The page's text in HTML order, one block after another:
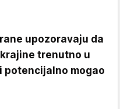
upozoravaju da
trenutno u
potencijalno mogao